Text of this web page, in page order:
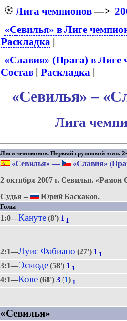
Лига чемпионов—>
«Севилья» в Лиге
Раскладка |
«Славия» (Прага) в Лиге
Состав |Раскладка |
«Севилья» –
Лига
Лига чемпионов. Первый групповой этап.
«Севилья» —
«Славия»
2 октября 2007 г. Севилья. «Рамон
Судья –
Юрий Баскаков.
Голы
1:0—Кануте(8') 1 1
2:1—Луис Фабиано (27') 1 1
3:1—Эскюде(58') 1 1
4:1—Коне(68') 3(1) 1
«Севилья»